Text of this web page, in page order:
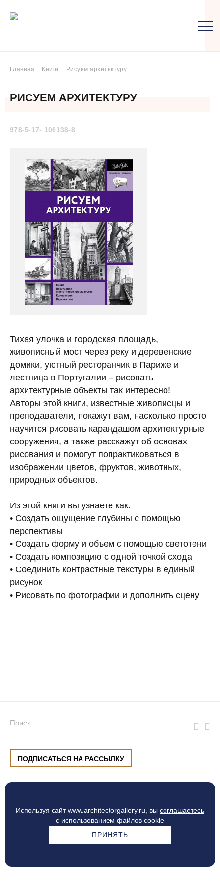
Главная Книги Рисуем архитектуру
РИСУЕМ АРХИТЕКТУРУ
978-5-17- 106138-8
Тихая улочка и городская площадь,
живописный мост через реку и деревенские
домики, уютный ресторанчик в Париже и
лестница в Португалии – рисовать
архитектурные объекты так интересно!
Авторы этой книги, известные живописцы и
преподаватели, покажут вам, насколько просто
научится рисовать карандашом архитектурные
сооружения, а также расскажут об основах
рисования и помогут попрактиковаться в
изображении цветов, фруктов, животных,
природных объектов.
Из этой книги вы узнаете как:
• Создать ощущение глубины с помощью
перспективы
• Создать форму и объем с помощью светотени
• Создать композицию с одной точкой схода
• Соединить контрастные текстуры в единый
рисунок
• Рисовать по фотографии и дополнить сцену
Используя сайт www.architectorgallery.ru, вы соглашаетесь
с использованием файлов cookie
ПРИНЯТЬ
ПОДПИСАТЬСЯ НА РАССЫЛКУ
ул. Малышева, 8, Екатеринбург
Процесс оплаты